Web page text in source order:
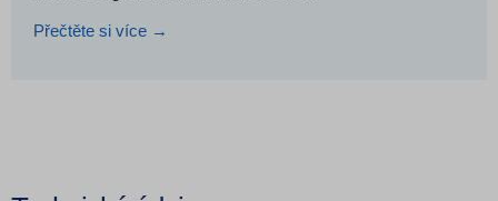
Přečtěte si více →